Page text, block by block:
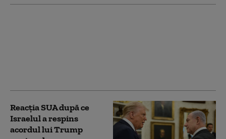
Reacția SUA după ce
Israelul a respins
acordul lui Trump